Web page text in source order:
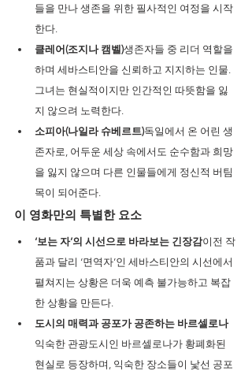
들을 만나 생존을 위한 필사적인 여정을 시작
한다.
클레어(조지나 캠벨)생존자들 중 리더 역할을
하며 세바스티안을 신뢰하고 지지하는 인물.
그녀는 현실적이지만 인간적인 따뜻함을 잃
지 않으려 노력한다.
소피아(나일라 슈베르트)독일에서 온 어린 생
존자로, 어두운 세상 속에서도 순수함과 희망
을 잃지 않으며 다른 인물들에게 정신적 버팀
목이 되어준다.
이 영화만의 특별한 요소
‘보는 자’의 시선으로 바라보는 긴장감이전 작
품과 달리 ‘면역자’인 세바스티안의 시선에서
펼쳐지는 상황은 더욱 예측 불가능하고 복잡
한 상황을 만든다.
도시의 매력과 공포가 공존하는 바르셀로나
익숙한 관광도시인 바르셀로나가 황폐화된
현실로 등장하며, 익숙한 장소들이 낯선 공포